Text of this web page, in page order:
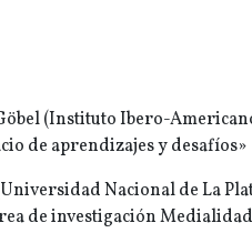
(Instituto Ibero-
de aprendizajes y desafíos»
Nacional de La
de investigación